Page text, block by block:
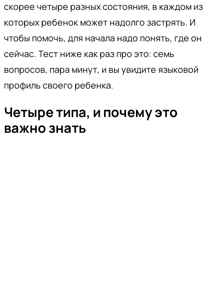
скорее четыре разных состояния, в каждом из
которых ребенок может надолго застрять. И
чтобы помочь, для начала надо понять, где он
сейчас. Тест ниже как раз про это: семь
вопросов, пара минут, и вы увидите языковой
профиль своего ребенка.
Четыре типа, и почему это
важно знать